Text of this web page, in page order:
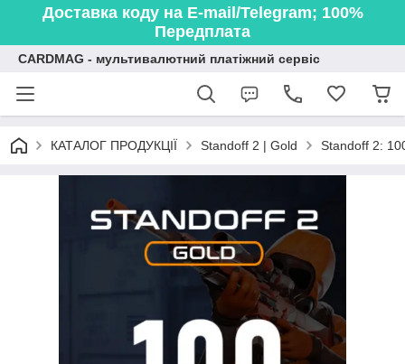
Доставка коду на E-mail/Telegram; 100%
Передплата
CARDMAG - мультивалютний платіжний сервіс
КАТАЛОГ ПРОДУКЦІЇ Standoff 2 | Gold Standoff 2: